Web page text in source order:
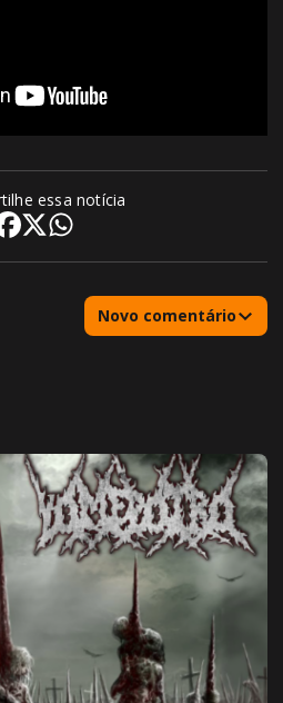
essa notícia
Novo comentário